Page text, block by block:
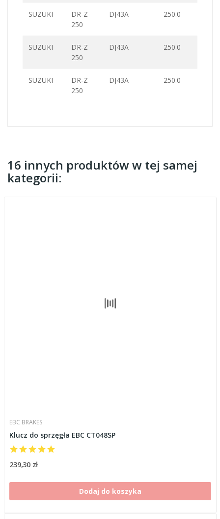
SUZUKI
DR-Z
250
DJ43A 250.0
SUZUKI
DR-Z
250
DJ43A 250.0
SUZUKI
DR-Z
250
DJ43A 250.0
16 innych produktów w tej samej
kategorii:
EBC BRAKES
Klucz do sprzęgła EBC CT048SP
239,30 zł
Dodaj do koszyka